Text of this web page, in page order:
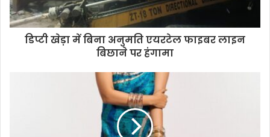
डिप्टी खेड़ा में बिना अनुमति एयरटेल फाइबर लाइन
बिछाने पर हंगामा